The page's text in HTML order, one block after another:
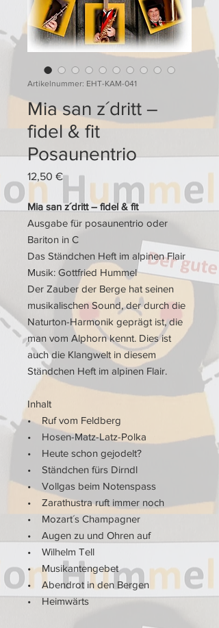
Artikelnummer: EHT-KAM-041
Mia san z´dritt –
fidel & fit
Posaunentrio
12,50 €Preis
Mia san z´dritt – fidel & fit
Ausgabe für posaunentrio oder
Bariton in C
Das Ständchen Heft im alpinen Flair
Musik: Gottfried Hummel
Der Zauber der Berge hat seinen
musikalischen Sound, der durch die
Naturton-Harmonik geprägt ist, die
man vom Alphorn kennt. Dies ist
auch die Klangwelt in diesem
Ständchen Heft im alpinen Flair.
Inhalt
• Ruf vom Feldberg
• Hosen-Matz-Latz-Polka
• Heute schon gejodelt?
• Ständchen fürs Dirndl
• Vollgas beim Notenspass
• Zarathustra ruft immer noch
• Mozart´s Champagner
• Augen zu und Ohren auf
• Wilhelm Tell
• Musikantengebet
• Abendrot in den Bergen
• Heimwärts